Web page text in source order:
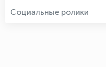
Социальные ролики